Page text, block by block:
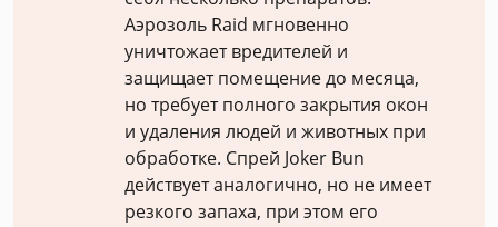
Аэрозоль Raid мгновенно
уничтожает вредителей и
защищает помещение до месяца,
но требует полного закрытия окон
и удаления людей и животных при
обработке. Спрей Joker Bun
действует аналогично, но не имеет
резкого запаха, при этом его